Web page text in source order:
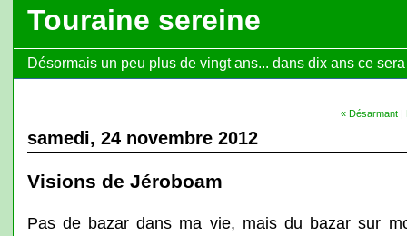
Touraine sereine
Désormais un peu plus de vingt ans... dans dix ans ce
« Désarmant|
samedi, 24 novembre 2012
Visions de Jéroboam
Pas de bazar dans ma vie, mais du bazar sur